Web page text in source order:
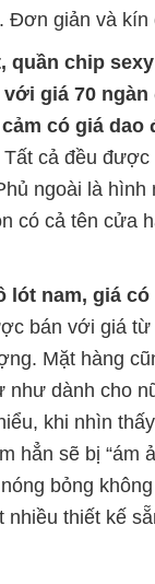
Đơn giản và kín
quần chip
giá 70 ngàn
có giá dao
Tất cả đều được
ngoài là hình
có cả tên cửa
lót nam, giá
bán với giá từ
Mặt hàng
như dành cho
khi nhìn
hẳn sẽ bị “ám
bỏng
nhiều thiết kế